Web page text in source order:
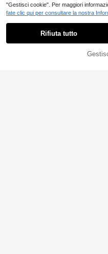
"Gestisci cookie". Per maggiori
fate clic qui per consultare la nostra
Rifiuta tutto